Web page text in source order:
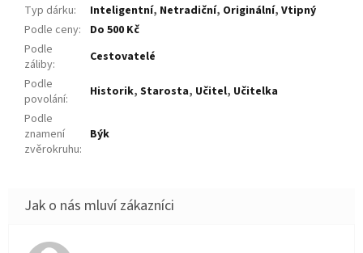
Typ dárku: Inteligentní, Netradiční, Originální, Vtipný
Podle ceny:
Do 500 Kč
Podle
záliby:
Cestovatelé
Podle
povolání: Historik, Starosta, Učitel, Učitelka
Podle
znamení
zvěrokruhu:
Býk